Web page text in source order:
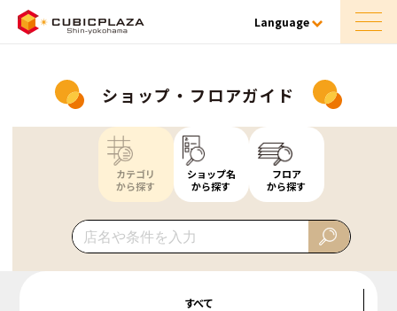
Language
ショップ・フロアガイド
カテゴリ
から探す
ショップ名
から探す
フロア
から探す
すべて